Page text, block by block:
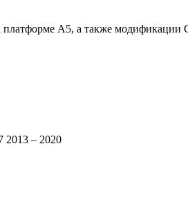
A5, а также модификации
2013 – 2020